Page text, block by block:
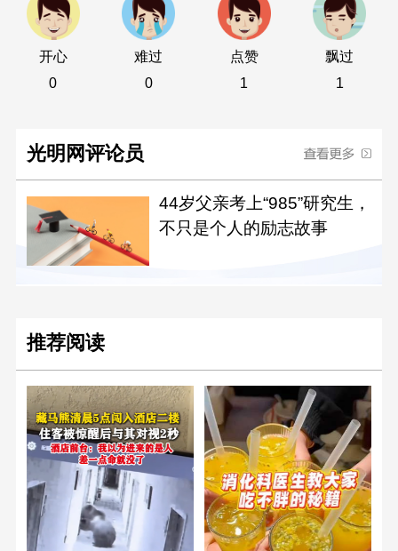
开心
0
难过
0
点赞
1
飘过
1
光明网评论员
44岁父亲考上“985”研究生，
不只是个人的励志故事
推荐阅读